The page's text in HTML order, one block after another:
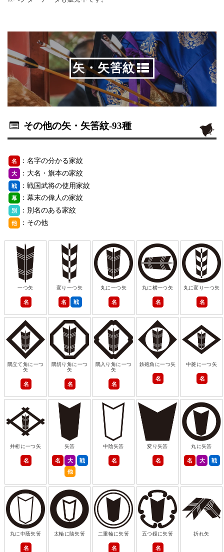
矢・矢筈紋
その他の矢・矢筈紋-93種
名 ：名字の分かる家紋
大 ：大名・旗本の家紋
戦 ：戦国武将の使用家紋
幕 ：幕末の偉人の家紋
別 ：別名のある家紋
他 ：その他
一つ矢
名
変り一つ矢
名 戦
丸に一つ矢
名
丸に横一つ矢
名
丸に変り一つ矢
名
隅立て角に一つ
矢
名
隅切り角に一つ
矢
名
隅入り角に一つ
矢
名
鉄砲角に一つ矢
名
中菱に一つ矢
名
井桁に一つ矢
名
矢筈
名 大
戦
他
中陰矢筈
名
変り矢筈
名
丸に矢筈
名 大 戦
丸に中蔭矢筈
名
太輪に陰矢筈 二重輪に矢筈
名
五つ鐶に矢筈
名
折れ矢